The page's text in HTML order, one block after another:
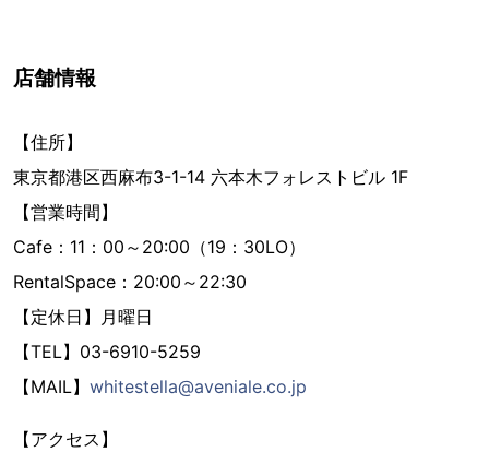
店舗情報
【住所】
東京都港区西麻布3-1-14 六本木フォレストビル 1F
【営業時間】
Cafe：11：00～20:00（19：30LO）
RentalSpace：20:00～22:30
【定休日】月曜日
【TEL】03-6910-5259
【MAIL】 whitestella@aveniale.co.jp
【アクセス】